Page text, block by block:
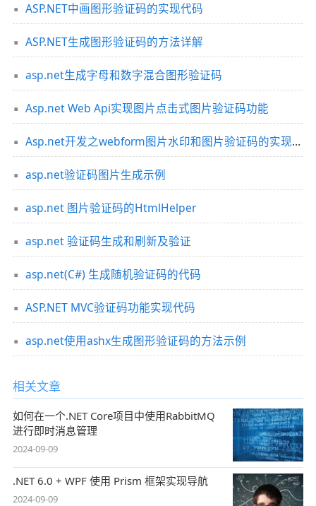
ASP.NET中画图形验证码的实现代码
ASP.NET生成图形验证码的方法详解
asp.net生成字母和数字混合图形验证码
Asp.net Web Api实现图片点击式图片验证码功能
Asp.net开发之webform图片水印和图片验证码的实现方法
asp.net验证码图片生成示例
asp.net 图片验证码的HtmlHelper
asp.net 验证码生成和刷新及验证
asp.net(C#) 生成随机验证码的代码
ASP.NET MVC验证码功能实现代码
asp.net使用ashx生成图形验证码的方法示例
相关文章
如何在一个.NET Core项目中使用RabbitMQ
进行即时消息管理
2024-09-09
.NET 6.0 + WPF 使用 Prism 框架实现导航
2024-09-09